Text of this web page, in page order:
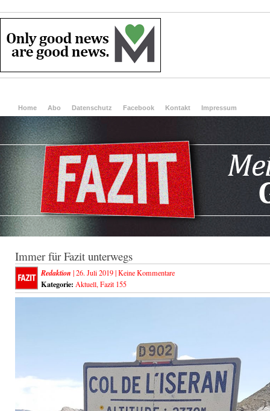
Home Abo Datenschutz Facebook Kontakt Impressum
Immer für Fazit unterwegs
Redaktion | 26. Juli 2019 |Keine Kommentare
Kategorie: Aktuell, Fazit 155